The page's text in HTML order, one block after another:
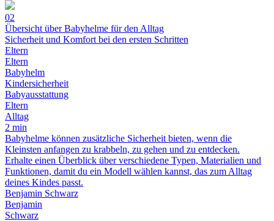
02
Übersicht über Babyhelme für den Alltag
Sicherheit und Komfort bei den ersten Schritten
Eltern
Eltern
Babyhelm
Kindersicherheit
Babyausstattung
Eltern
Alltag
2 min
Babyhelme können zusätzliche Sicherheit bieten, wenn die
Kleinsten anfangen zu krabbeln, zu gehen und zu entdecken.
Erhalte einen Überblick über verschiedene Typen, Materialien und
Funktionen, damit du ein Modell wählen kannst, das zum Alltag
deines Kindes passt.
Benjamin Schwarz
Benjamin
Schwarz